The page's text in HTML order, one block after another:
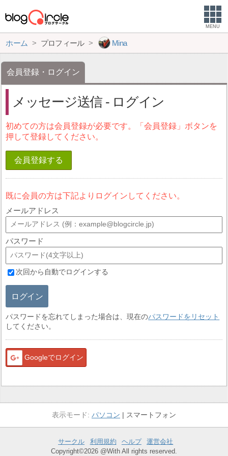
MENU
ホーム プロフィール Mina
会員登録・ログイン
メッセージ送信 - ログイン
初めての方は会員登録が必要です。「会員登録」ボタンを
押して登録してください。
会員登録する
既に会員の方は下記よりログインしてください。
メールアドレス
パスワード
次回から自動でログインする
ログイン
パスワードを忘れてしまった場合は、現在のパスワードをリセット
してください。
Googleでログイン
パソコン スマートフォン
サークル 利用規約 ヘルプ
運営会社
Copyright©2026 @With All rights reserved.